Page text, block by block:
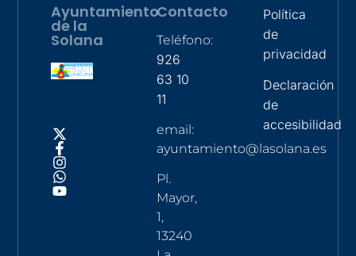
Ayuntamiento
de la
Solana
Contacto
Teléfono:
926
63 10
11
email:
ayuntamiento@lasolana.es
Pl.
Mayor,
1,
13240
Política
de
privacidad
Declaración
de
accesibilidad